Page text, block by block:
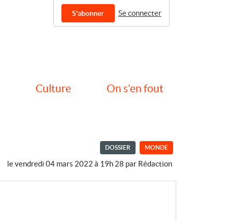
S'abonner Se connecter
Culture On s'en fout
DOSSIER MONDE
le vendredi 04 mars 2022 à 19h 28 par Rédaction